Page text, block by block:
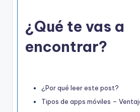
¿Qué te vas a
encontrar?
¿Por qué leer este post?
Tipos de apps móviles –